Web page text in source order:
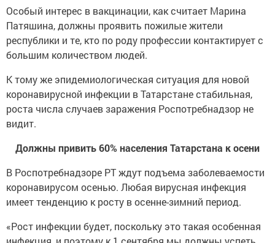
Особый интерес в вакцинации, как считает Марина
Патяшина, должны проявить пожилые жители
республики и те, кто по роду профессии контактирует с
большим количеством людей.
К тому же эпидемиологическая ситуация для новой
коронавирусной инфекции в Татарстане стабильная,
роста числа случаев заражения Роспотребнадзор не
видит.
Должны привить 60% населения Татарстана к осени
В Роспотребнадзоре РТ ждут подъема заболеваемости
коронавирусом осенью. Любая вирусная инфекция
имеет тенденцию к росту в осенне-зимний период.
«Рост инфекции будет, поскольку это такая особенная